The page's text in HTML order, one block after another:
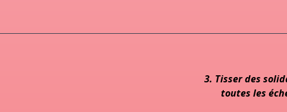
3. Tisser des
toutes les